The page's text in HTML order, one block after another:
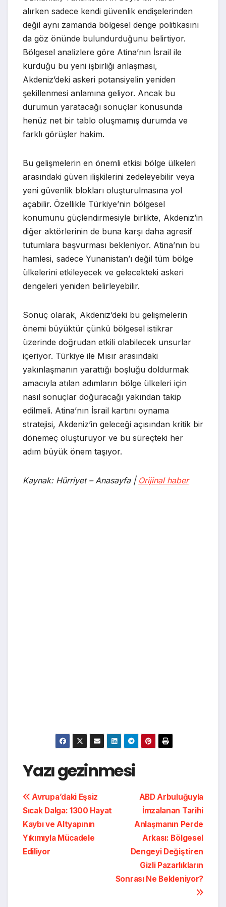
alırken sadece kendi güvenlik endişelerinden
değil aynı zamanda bölgesel denge politikasını
da göz önünde bulundurduğunu belirtiyor.
Bölgesel analizlere göre Atina’nın İsrail ile
kurduğu bu yeni işbirliği anlaşması,
Akdeniz’deki askeri potansiyelin yeniden
şekillenmesi anlamına geliyor. Ancak bu
durumun yaratacağı sonuçlar konusunda
henüz net bir tablo oluşmamış durumda ve
farklı görüşler hakim.
Bu gelişmelerin en önemli etkisi bölge ülkeleri
arasındaki güven ilişkilerini zedeleyebilir veya
yeni güvenlik blokları oluşturulmasına yol
açabilir. Özellikle Türkiye’nin bölgesel
konumunu güçlendirmesiyle birlikte, Akdeniz’in
diğer aktörlerinin de buna karşı daha agresif
tutumlara başvurması bekleniyor. Atina’nın bu
hamlesi, sadece Yunanistan’ı değil tüm bölge
ülkelerini etkileyecek ve gelecekteki askeri
dengeleri yeniden belirleyebilir.
Sonuç olarak, Akdeniz’deki bu gelişmelerin
önemi büyüktür çünkü bölgesel istikrar
üzerinde doğrudan etkili olabilecek unsurlar
içeriyor. Türkiye ile Mısır arasındaki
yakınlaşmanın yarattığı boşluğu doldurmak
amacıyla atılan adımların bölge ülkeleri için
nasıl sonuçlar doğuracağı yakından takip
edilmeli. Atina’nın İsrail kartını oynama
stratejisi, Akdeniz’in geleceği açısından kritik bir
dönemeç oluşturuyor ve bu süreçteki her
adım büyük önem taşıyor.
Kaynak: Hürriyet – Anasayfa | Orijinal haber
Yazı gezinmesi
ABD Arbuluğuyla
İmzalanan Tarihi
Anlaşmanın Perde
Arkası: Bölgesel
Dengeyi Değiştiren
Gizli Pazarlıkların
Sonrası Ne Bekleniyor?
Avrupa’daki Eşsiz
Sıcak Dalga: 1300 Hayat
Kaybı ve Altyapının
Yıkımıyla Mücadele
Ediliyor